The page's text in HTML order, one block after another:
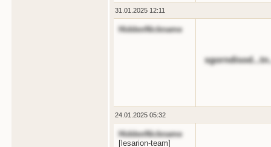
31.01.2025 12:11
HiddenNickname
24.01.2025 05:32
HiddenNickname
[lesarion-team]